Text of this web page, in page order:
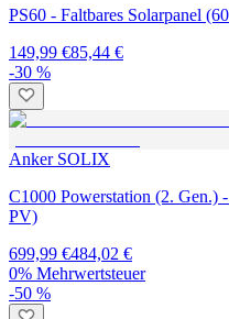
PS60 - Faltbares Solarpanel
149,99 €85,44 €
-30 %
Anker SOLIX
C1000 Powerstation (2.
PV)
699,99 €484,02 €
0% Mehrwertsteuer
-50 %